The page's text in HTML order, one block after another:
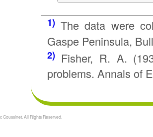
1)The data were
Gaspe Peninsula,
2)Fisher, R. A.
problems. Annals of
Coussinet. All Rights Reserved.